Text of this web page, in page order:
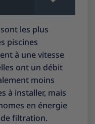
les plus
piscines
à une vitesse
ont un débit
moins
à installer, mais
en énergie
filtration.